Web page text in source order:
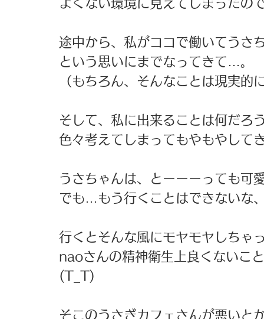
よくない環境に見えてしまったの
途中から、私がココで働いてうさ
という思いにまでなってきて…。
（もちろん、そんなことは現実的
そして、私に出来ることは何だろ
色々考えてしまってもやもやして
うさちゃんは、とーーーっても可
でも…もう行くことはできないな
行くとそんな風にモヤモヤしちゃ
naoさんの精神衛生上良くないこ
(T_T)
そこのうさぎカフェさんが悪いと